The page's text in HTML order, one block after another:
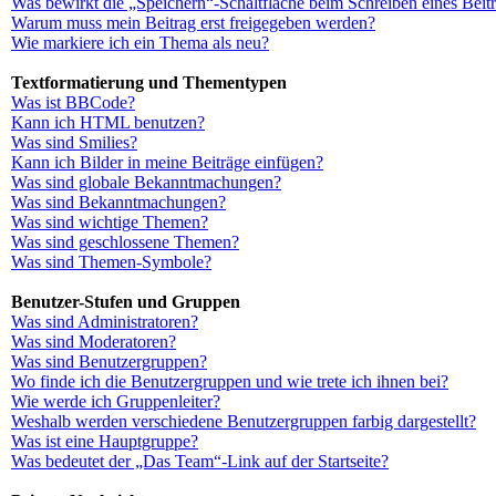
Warum muss mein Beitrag erst freigegeben werden?
Wie markiere ich ein Thema als neu?
Textformatierung und Thementypen
Was ist BBCode?
Kann ich HTML benutzen?
Was sind Smilies?
Kann ich Bilder in meine Beiträge einfügen?
Was sind globale Bekanntmachungen?
Was sind Bekanntmachungen?
Was sind wichtige Themen?
Was sind geschlossene Themen?
Was sind Themen-Symbole?
Benutzer-Stufen und Gruppen
Was sind Administratoren?
Was sind Moderatoren?
Was sind Benutzergruppen?
Wo finde ich die Benutzergruppen und wie trete ich ihnen bei?
Wie werde ich Gruppenleiter?
Weshalb werden verschiedene Benutzergruppen farbig dargestellt?
Was ist eine Hauptgruppe?
Was bedeutet der „Das Team“-Link auf der Startseite?